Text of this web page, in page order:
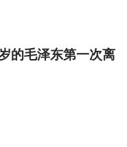
的毛泽东第一次离